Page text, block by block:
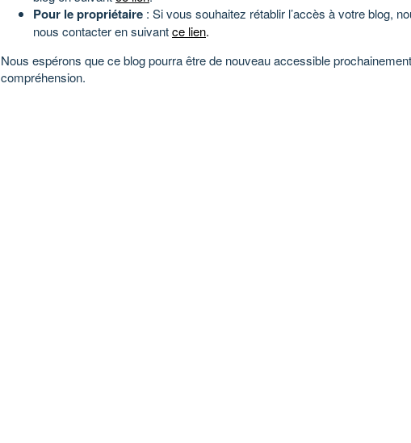
Pour le propriétaire : Si vous souhaitez rétablir l’accès à votre blog,
nous contacter en suivantce lien.
Nous espérons que ce blog pourra être de nouveau accessible
compréhension.